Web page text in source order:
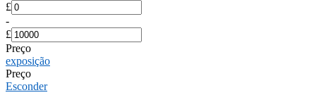
£
-
£
Preço
exposição
Preço
Esconder